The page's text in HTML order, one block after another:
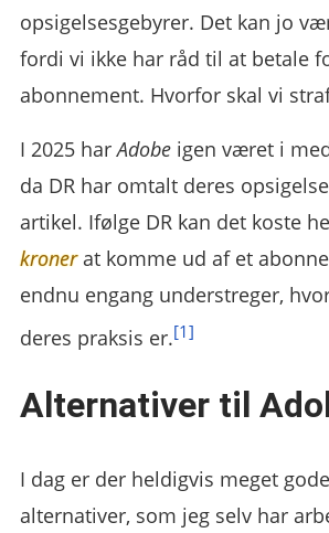
opsigelsesgebyrer. Det kan jo
fordi vi ikke har råd til at betale
abonnement. Hvorfor skal vi
I 2025 harAdobe igen været i
da DR har omtalt deres
artikel. Ifølge DR kan det koste
kronerat komme ud af et
endnu engang understreger,
deres praksis er.[1]
Alternativer til
I dag er der heldigvis meget
alternativer, som jeg selv har